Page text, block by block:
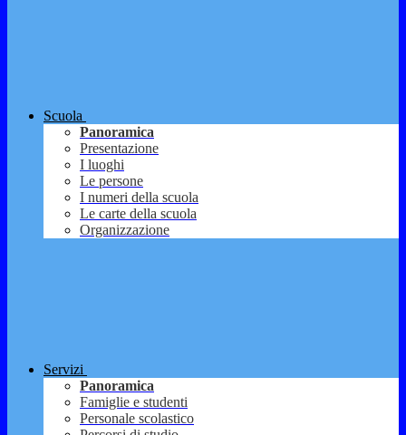
Scuola
Panoramica
Presentazione
I luoghi
Le persone
I numeri della scuola
Le carte della scuola
Organizzazione
Servizi
Panoramica
Famiglie e studenti
Personale scolastico